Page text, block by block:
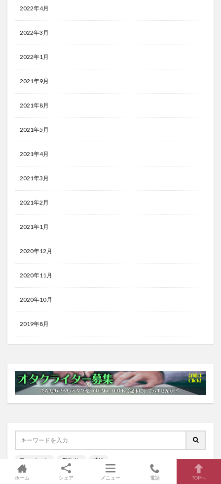
2022年4月
2022年3月
2022年1月
2021年9月
2021年8月
2021年5月
2021年4月
2021年3月
2021年2月
2021年1月
2020年12月
2020年11月
2020年10月
2019年8月
ファッション デザイン 流行
ホーム シェア メニュー 電話 TOPへ